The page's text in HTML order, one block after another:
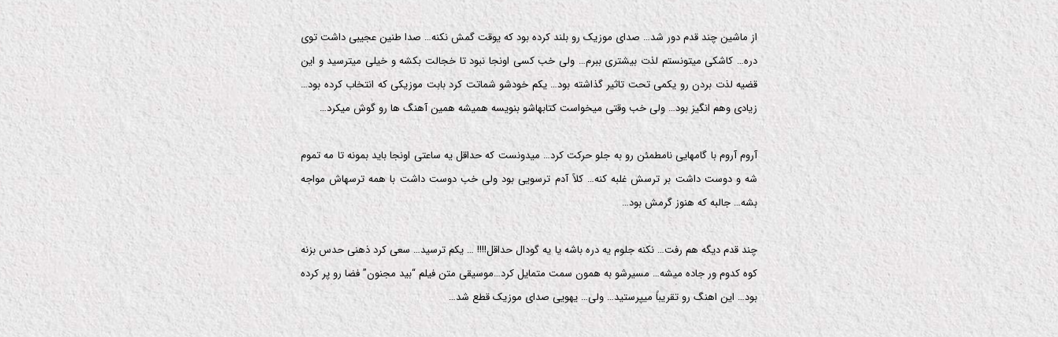
از ماشین چند قدم دور شد… صدای موزیک رو بلند کرده بود که یوقت گمش نکنه… صدا طنین عجیبی داشت توی
دره… کاشکی میتونستم لذت بیشتری ببرم… ولی خب کسی اونجا نبود تا خجالت بکشه و خیلی میترسید و این
قضیه لذت بردن رو یکمی تحت تاثیر گذاشته بود… یکم خودشو شماتت کرد بابت موزیکی که انتخاب کرده بود…
زیادی وهم انگیز بود… ولی خب وقتی میخواست کتابهاشو بنویسه همیشه همین آهنگ ها رو گوش میکرد…
آرومآرومبا گامهایی نامطمئن رو به جلو حرکت کرد… میدونست که حداقل یه ساعتی اونجا باید بمونه تا مه تموم
شه و دوست داشت بر ترسش غلبه کنه… کلاً آدم ترسویی بود ولی خب دوست داشت با همه ترسهاش مواجه
بشه… جالبه که هنوز گرمش بود…
چند قدم دیگه هم رفت… نکنه جلوم یه دره باشه یا یه گودال حداقل!!!! … یکم ترسید… سعی کرد ذهنی حدس بزنه
کوه کدوم ور جاده میشه… مسیرشو به همون سمت متمایل کرد…موسیقی متن فیلم “بید مجنون” فضا رو پر کرده
بود… این اهنگ رو تقریباً میپرستید… ولی… یهویی صدای موزیک قطع شد…